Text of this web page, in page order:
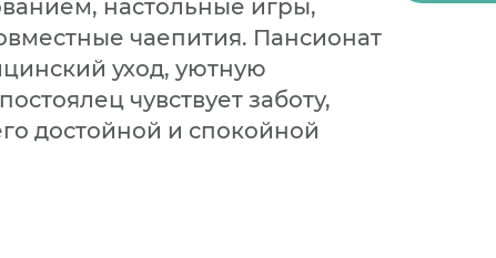
настольные игры,
чаепития. Пансионат
уход, уютную
чувствует заботу,
достойной и спокойной